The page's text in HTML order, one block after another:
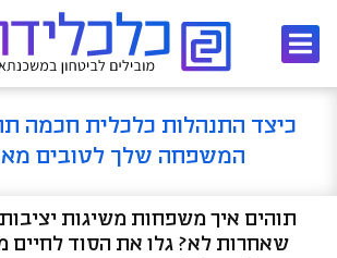
לתוכן
כיצד התנהלות כלכלית חכמה
המשפחה שלך לטובים
תוהים איך משפחות משיגות
שאחרות לא? גלו את הסוד לחיים